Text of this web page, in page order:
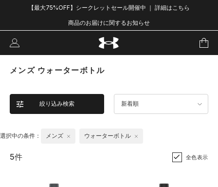
【最大75%OFF】シークレットセール開催中 ｜ 詳細はこちら
商品のお届けに関するお知らせ
メンズ ウォーターボトル
絞り込み検索 新着順
選択中の条件： メンズ ウォーターボトル
5件 全色表示